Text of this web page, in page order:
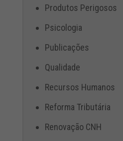
Produtos Perigosos
Psicologia
Publicações
Qualidade
Recursos Humanos
Reforma Tributária
Renovação CNH